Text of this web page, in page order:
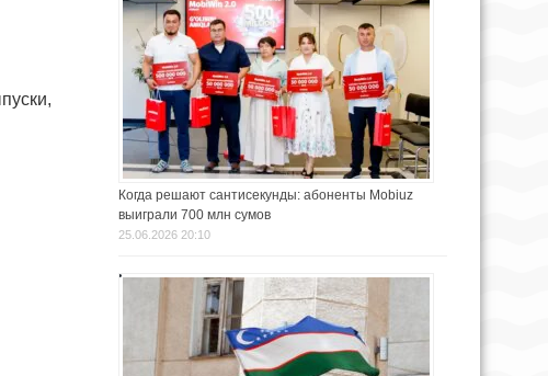
Когда решают сантисекунды: абоненты Mobiuz
выиграли 700 млн сумов
25.06.2026 20:10